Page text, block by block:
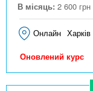
В місяць: 2 600 грн
Онлайн Харків
Оновлений курс